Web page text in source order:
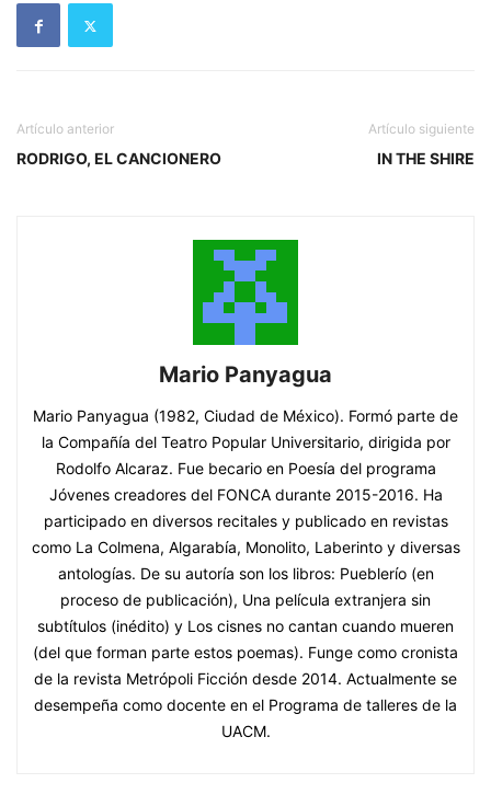
Artículo anterior
RODRIGO, EL CANCIONERO
Artículo siguiente
IN THE SHIRE
Mario Panyagua
Mario Panyagua (1982, Ciudad de México). Formó parte de
la Compañía del Teatro Popular Universitario, dirigida por
Rodolfo Alcaraz. Fue becario en Poesía del programa
Jóvenes creadores del FONCA durante 2015-2016. Ha
participado en diversos recitales y publicado en revistas
como La Colmena, Algarabía, Monolito, Laberinto y diversas
antologías. De su autoría son los libros: Pueblerío (en
proceso de publicación), Una película extranjera sin
subtítulos (inédito) y Los cisnes no cantan cuando mueren
(del que forman parte estos poemas). Funge como cronista
de la revista Metrópoli Ficción desde 2014. Actualmente se
desempeña como docente en el Programa de talleres de la
UACM.